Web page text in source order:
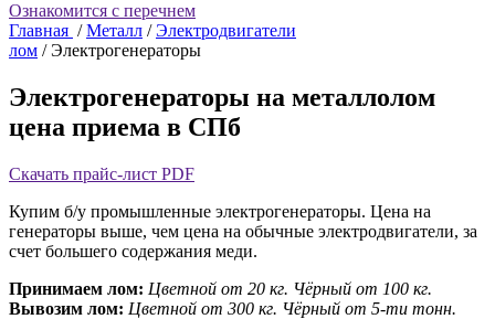
Ознакомится с перечнем
Главная /Металл /Электродвигатели
лом / Электрогенераторы
Электрогенераторы на металлолом
цена приема в СПб
Скачать прайс-лист PDF
Купим б/у промышленные электрогенераторы. Цена на
генераторы выше, чем цена на обычные электродвигатели, за
счет большего содержания меди.
Принимаем лом: Цветной от 20 кг. Чёрный от 100 кг.
Вывозим лом: Цветной от 300 кг. Чёрный от 5-ти тонн.